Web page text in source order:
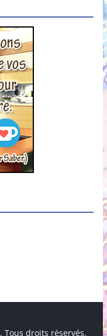
. Tous droits réservés.